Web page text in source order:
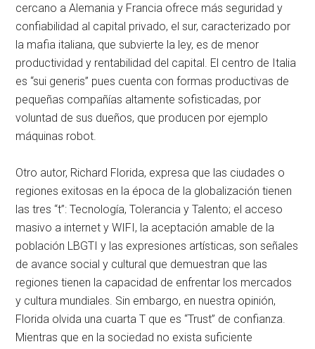
cercano a Alemania y Francia ofrece más seguridad y
confiabilidad al capital privado, el sur, caracterizado por
la mafia italiana, que subvierte la ley, es de menor
productividad y rentabilidad del capital. El centro de Italia
es “sui generis” pues cuenta con formas productivas de
pequeñas compañías altamente sofisticadas, por
voluntad de sus dueños, que producen por ejemplo
máquinas robot.
Otro autor, Richard Florida, expresa que las ciudades o
regiones exitosas en la época de la globalización tienen
las tres “t”: Tecnología, Tolerancia y Talento; el acceso
masivo a internet y WIFI, la aceptación amable de la
población LBGTI y las expresiones artísticas, son señales
de avance social y cultural que demuestran que las
regiones tienen la capacidad de enfrentar los mercados
y cultura mundiales. Sin embargo, en nuestra opinión,
Florida olvida una cuarta T que es “Trust” de confianza.
Mientras que en la sociedad no exista suficiente